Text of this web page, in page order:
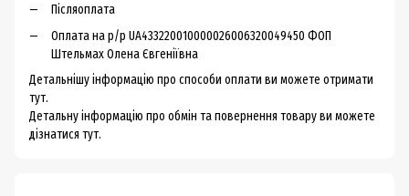
Післяоплата
Оплата на р/р UA433220010000026006320049450 ФОП
Штельмах Олена Євгеніївна
Детальнішу інформацію про способи оплати ви можете отримати
тут.
Детальну інформацію про обмін та повернення товару ви можете
дізнатися тут.